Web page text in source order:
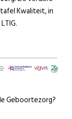
Kwaliteit, in
Geboortezorg?